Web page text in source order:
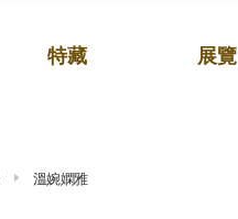
特藏 展覽
溫婉嫻雅